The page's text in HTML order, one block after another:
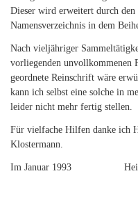
Dieser wird erweitert durch den
Namensverzeichnis in dem
Nach vieljähriger
vorliegenden unvollkommenen
geordnete Reinschrift wäre
kann ich selbst eine solche in
leider nicht mehr fertig stellen.
Für vielfache Hilfen danke ich
Klostermann.
Im Januar 1993